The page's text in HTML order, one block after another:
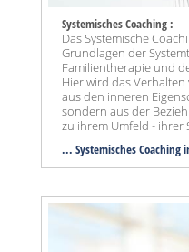
Systemisches Coaching :
Das Systemische
Grundlagen der
Familientherapie und
Hier wird das
aus den inneren
sondern aus der
zu ihrem Umfeld - ihrer
... Systemisches Coaching